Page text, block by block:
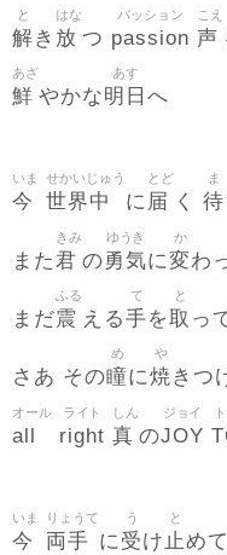
解
と
き 放
はな
つ passion
パッション
声
こえ
鮮
あざ
やかな明日
あす
へ
今
いま
世界中
せかいじゅう
に 届
とど
く 待
ま
また君
きみ
の勇気
ゆうき
に変
か
わ
まだ震
ふる
える手
て
を取
と
っ
さあ その瞳
め
に焼
や
きつ
all
オール
right
ライト
真
しん
のJOY
ジョイ
今
いま
両手
りょうて
に受
う
け止
と
めて